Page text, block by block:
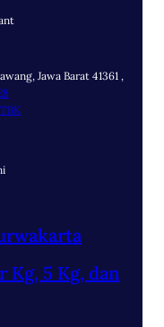
Jawa Barat 41361 ,
Kg, 5 Kg, dan